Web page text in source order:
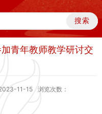
青年教师教学研讨交
11-15 浏览次数：